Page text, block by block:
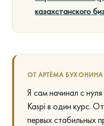
казахстанского
ОТ АРТЁМА БУХОНИНА
Я сам начинал с
Kaspi в один курс.
первых стабильных